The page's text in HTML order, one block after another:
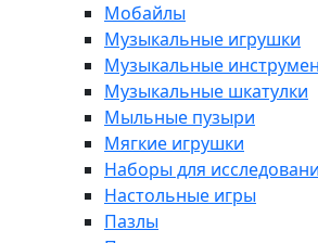
Мобайлы
Музыкальные игрушки
Музыкальные
Музыкальные шкатулки
Мыльные пузыри
Мягкие игрушки
Наборы для
Настольные игры
Пазлы